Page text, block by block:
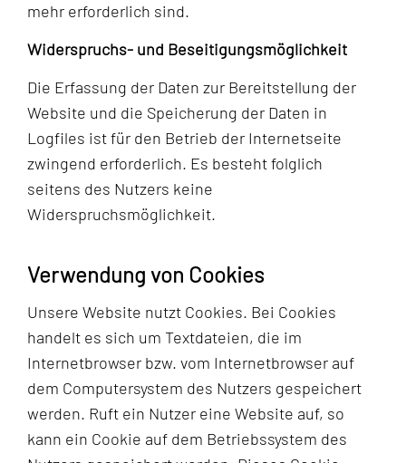
mehr erforderlich sind.
Widerspruchs- und Beseitigungsmöglichkeit
Die Erfassung der Daten zur Bereitstellung der
Website und die Speicherung der Daten in
Logfiles ist für den Betrieb der Internetseite
zwingend erforderlich. Es besteht folglich
seitens des Nutzers keine
Widerspruchsmöglichkeit.
Verwendung von Cookies
Unsere Website nutzt Cookies. Bei Cookies
handelt es sich um Textdateien, die im
Internetbrowser bzw. vom Internetbrowser auf
dem Computersystem des Nutzers gespeichert
werden. Ruft ein Nutzer eine Website auf, so
kann ein Cookie auf dem Betriebssystem des